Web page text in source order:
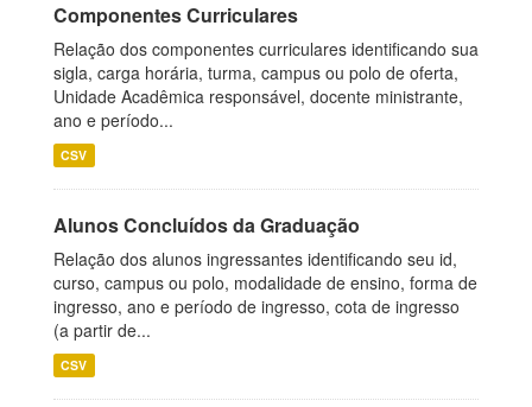
Componentes Curriculares
Relação dos componentes curriculares identificando sua
sigla, carga horária, turma, campus ou polo de oferta,
Unidade Acadêmica responsável, docente ministrante,
ano e período...
CSV
Alunos Concluídos da Graduação
Relação dos alunos ingressantes identificando seu id,
curso, campus ou polo, modalidade de ensino, forma de
ingresso, ano e período de ingresso, cota de ingresso
(a partir de...
CSV